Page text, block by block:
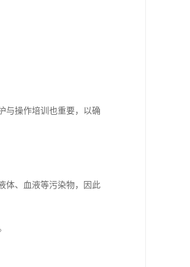
与操作培训也重要，以确
体、血液等污染物，因此